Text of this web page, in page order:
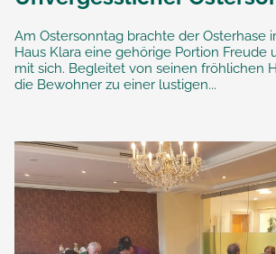
Am Ostersonntag brachte der Osterhase
Haus Klara eine gehörige Portion Freude
mit sich. Begleitet von seinen fröhlichen
die Bewohner zu einer lustigen...